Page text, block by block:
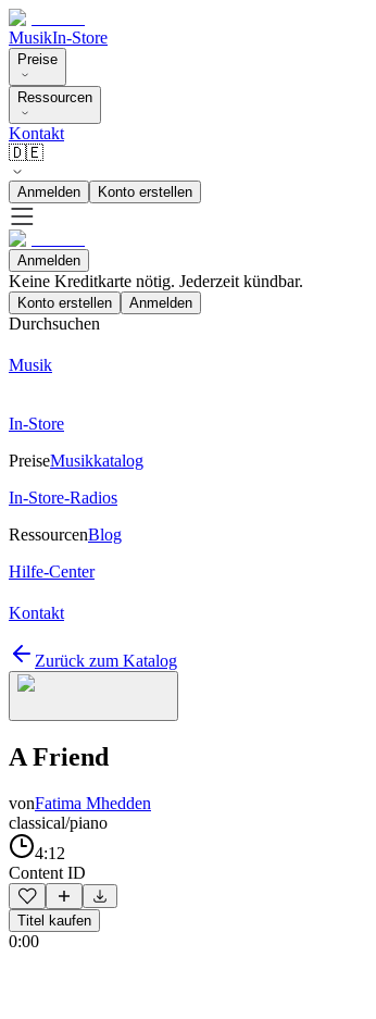
MusikIn-Store
Preise
Ressourcen
Kontakt
🇩🇪
Anmelden Konto erstellen
Anmelden
Keine Kreditkarte nötig. Jederzeit kündbar.
Konto erstellen Anmelden
Durchsuchen
Musik
In-Store
PreiseMusikkatalog
In-Store-Radios
RessourcenBlog
Hilfe-Center
Kontakt
Zurück zum Katalog
A Friend
vonFatima Mhedden
classical/piano
4:12
Content ID
Titel kaufen
0:00